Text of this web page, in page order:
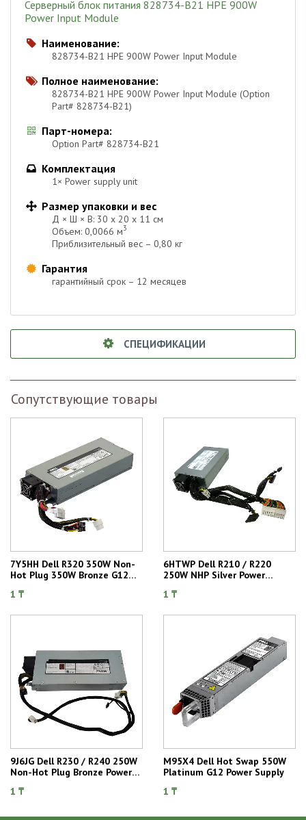
Серверный блок питания 828734-B21 HPE 900W
Power Input Module
 Наименование:
828734-B21 HPE 900W Power Input Module
 Полное наименование:
828734-B21 HPE 900W Power Input Module (Option
Part# 828734-B21)
 Парт-номера:
Option Part# 828734-B21
 Комплектация
1× Power supply unit
 Размер упаковки и вес
Д × Ш × В: 30 х 20 х 11 см
Объем: 0,0066 м3
Приблизительный вес – 0,80 кг
 Гарантия
гарантийный срок – 12 месяцев
СПЕЦИФИКАЦИИ
Сопутствующие товары
7Y5HH Dell R320 350W Non-
Hot Plug 350W Bronze G12
1 ₸
6HTWP Dell R210 / R220
250W NHP Silver Power
1 ₸
9J6JG Dell R230 / R240 250W
Non-Hot Plug Bronze Power
1 ₸
M95X4 Dell Hot Swap 550W
Platinum G12 Power Supply
1 ₸